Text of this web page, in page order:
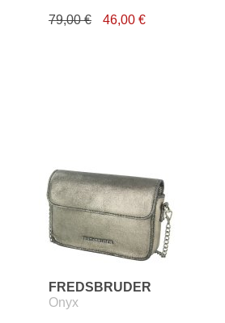
79,00 € 46,00 €
FREDSBRUDER
Onyx